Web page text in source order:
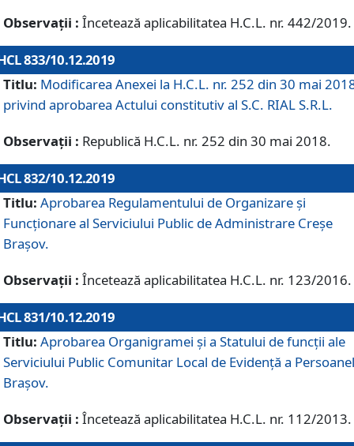
Observații : Încetează aplicabilitatea H.C.L. nr. 442/2019.
833/10.12.2019
Titlu: Modificarea Anexei la H.C.L. nr. 252 din 30 mai
privind aprobarea Actului constitutiv al S.C. RIAL S.R.L.
Observații : Republică H.C.L. nr. 252 din 30 mai 2018.
832/10.12.2019
Titlu: Aprobarea Regulamentului de Organizare și
Funcționare al Serviciului Public de Administrare Creșe
Brașov.
Observații : Încetează aplicabilitatea H.C.L. nr. 123/2016.
831/10.12.2019
Titlu: Aprobarea Organigramei și a Statului de funcții ale
Serviciului Public Comunitar Local de Evidență a
Brașov.
Observații : Încetează aplicabilitatea H.C.L. nr. 112/2013.